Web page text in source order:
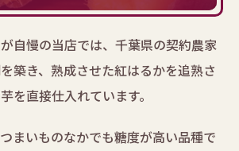
自慢の当店では、千葉県の契約農家
築き、熟成させた紅はるかを追熟さ
を直接仕入れています。
つまいものなかでも糖度が高い品種で